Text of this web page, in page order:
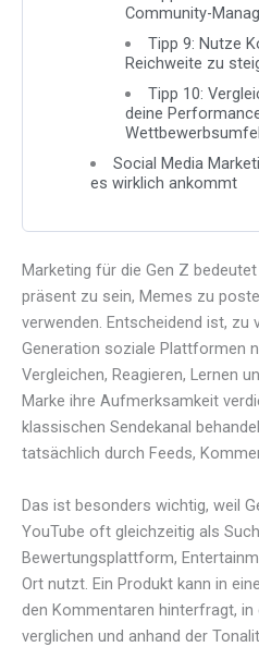
Community-
Tipp 9: Nutze
Reichweite zu
Tipp 10:
deine
Social Media
es wirklich ankommt
Marketing für die Gen Z
präsent zu sein, Memes zu
verwenden. Entscheidend ist, zu
Generation soziale Plattformen
Vergleichen, Reagieren, Lernen
Marke ihre Aufmerksamkeit
klassischen Sendekanal
tatsächlich durch Feeds,
Das ist besonders wichtig, weil
YouTube oft gleichzeitig als
Bewertungsplattform,
Ort nutzt. Ein Produkt kann in
den Kommentaren hinterfragt, in
verglichen und anhand der